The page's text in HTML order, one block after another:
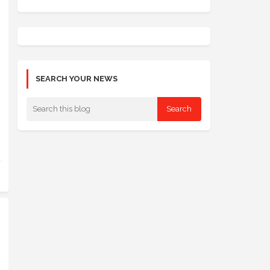
SEARCH YOUR NEWS